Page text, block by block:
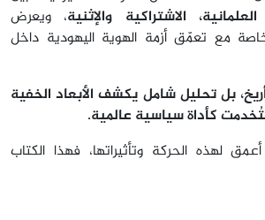
العلمانية، الاشتراكية والإثنية، ويعرض
خاصة مع تعمّق أزمة الهوية اليهودية داخل
بل تحليل شامل يكشف الأبعاد الخفية
كأداة سياسية عالمية.
لهذه الحركة وتأثيراتها، فهذا الكتاب